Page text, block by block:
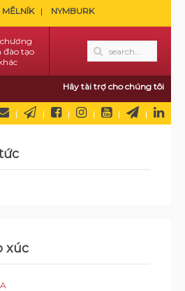
MĚLNÍK NYMBURK
đào tạo
Hãy tài trợ cho chúng tôi
xúc